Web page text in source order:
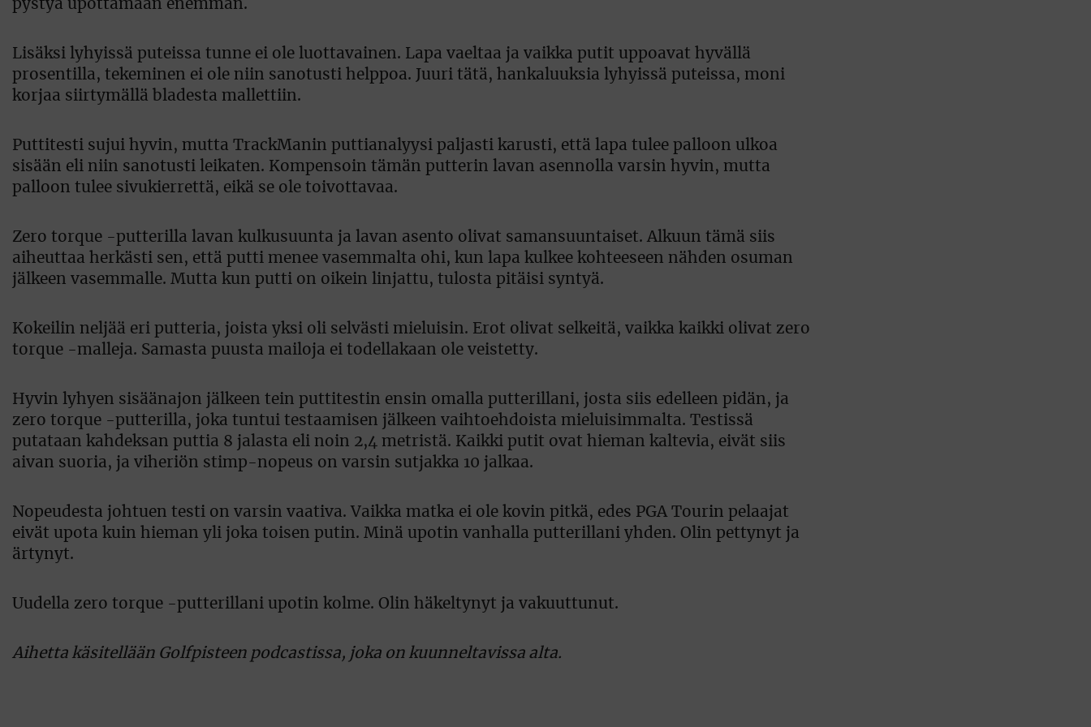
pystyä upottamaan enemmän.
Lisäksi lyhyissä puteissa tunne ei ole luottavainen. Lapa vaeltaa ja vaikka putit uppoavat hyvällä
prosentilla, tekeminen ei ole niin sanotusti helppoa. Juuri tätä, hankaluuksia lyhyissä puteissa, moni
korjaa siirtymällä bladesta mallettiin.
Puttitesti sujui hyvin, mutta TrackManin puttianalyysi paljasti karusti, että lapa tulee palloon ulkoa
sisään eli niin sanotusti leikaten. Kompensoin tämän putterin lavan asennolla varsin hyvin, mutta
palloon tulee sivukierrettä, eikä se ole toivottavaa.
Zero torque -putterilla lavan kulkusuunta ja lavan asento olivat samansuuntaiset. Alkuun tämä siis
aiheuttaa herkästi sen, että putti menee vasemmalta ohi, kun lapa kulkee kohteeseen nähden osuman
jälkeen vasemmalle. Mutta kun putti on oikein linjattu, tulosta pitäisi syntyä.
Kokeilin neljää eri putteria, joista yksi oli selvästi mieluisin. Erot olivat selkeitä, vaikka kaikki olivat zero
torque -malleja. Samasta puusta mailoja ei todellakaan ole veistetty.
Hyvin lyhyen sisäänajon jälkeen tein puttitestin ensin omalla putterillani, josta siis edelleen pidän, ja
zero torque -putterilla, joka tuntui testaamisen jälkeen vaihtoehdoista mieluisimmalta. Testissä
putataan kahdeksan puttia 8 jalasta eli noin 2,4 metristä. Kaikki putit ovat hieman kaltevia, eivät siis
aivan suoria, ja viheriön stimp-nopeus on varsin sutjakka 10 jalkaa.
Nopeudesta johtuen testi on varsin vaativa. Vaikka matka ei ole kovin pitkä, edes PGA Tourin pelaajat
eivät upota kuin hieman yli joka toisen putin. Minä upotin vanhalla putterillani yhden. Olin pettynyt ja
ärtynyt.
Uudella zero torque -putterillani upotin kolme. Olin häkeltynyt ja vakuuttunut.
Aihetta käsitellään Golfpisteen podcastissa, joka on kuunneltavissa alta.